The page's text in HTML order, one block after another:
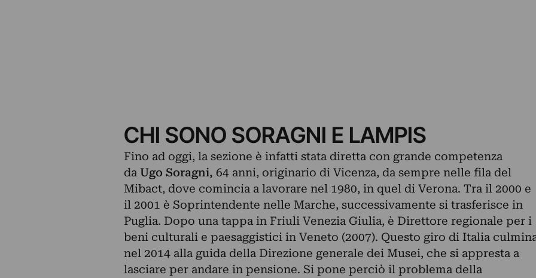
CHI SONO SORAGNI E LAMPIS
Fino ad oggi, la sezione è infatti stata diretta con grande competenza
da Ugo Soragni, 64 anni, originario di Vicenza, da sempre nelle fila del
Mibact, dove comincia a lavorare nel 1980, in quel di Verona. Tra il 2000 e
il 2001 è Soprintendente nelle Marche, successivamente si trasferisce in
Puglia. Dopo una tappa in Friuli Venezia Giulia, è Direttore regionale per i
beni culturali e paesaggistici in Veneto (2007). Questo giro di Italia
nel 2014 alla guida della Direzione generale dei Musei, che si appresta a
lasciare per andare in pensione. Si pone perciò il problema della